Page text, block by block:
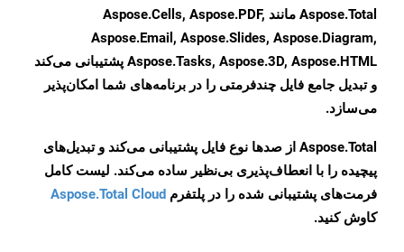
Aspose.Total مانند Aspose.Cells, Aspose.PDF,
Aspose.Email, Aspose.Slides, Aspose.Diagram,
Aspose.Tasks, Aspose.3D, Aspose.HTML پشتیبانی می‌کند
و تبدیل جامع فایل چندفرمتی را در برنامه‌های شما امکان‌پذیر
می‌سازد.
Aspose.Total از صدها نوع فایل پشتیبانی می‌کند و تبدیل‌های
پیچیده را با انعطاف‌پذیری بی‌نظیر ساده می‌کند. لیست کامل
فرمت‌های پشتیبانی شده را در پلتفرم Aspose.Total Cloud
کاوش کنید.